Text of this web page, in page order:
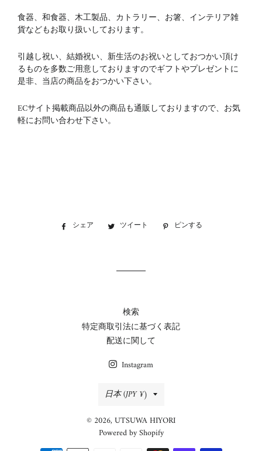
食器、和食器、木工製品、カトラリー、お箸、インテリア雑
貨などもお取り扱いしております。
引越し祝い、結婚祝い、新生活のお祝いとしておつかい頂け
るものを多数ご用意しておりますのでギフトやプレゼントに
是非、当店の商品をおつかい下さい。
ECサイト掲載商品以外の商品も通販しておりますので、お気
軽にお問い合わせ下さい。
シェア
Facebookツイート
Twitter ピンする
検索
特定商取引法に基づく表記
配送に関して
Instagram
国/
地
域
日本 (JPY ¥)
© 2026, UTSUWA HIYORI
Powered by Shopify